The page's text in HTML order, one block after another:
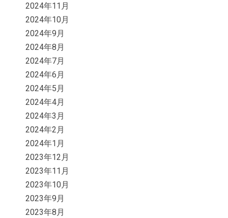
2024年11月
2024年10月
2024年9月
2024年8月
2024年7月
2024年6月
2024年5月
2024年4月
2024年3月
2024年2月
2024年1月
2023年12月
2023年11月
2023年10月
2023年9月
2023年8月